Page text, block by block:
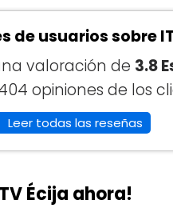
de usuarios sobre
valoración de 3.8
opiniones de los
Leer todas las reseñas
Écija ahora!